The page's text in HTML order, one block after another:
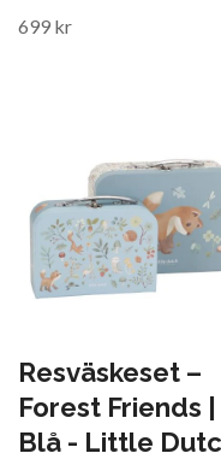
699 kr
Resväskeset –
Forest Friends |
Blå - Little